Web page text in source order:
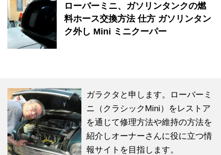
ローバーミニ、ガソリンタンクの燃
料ホース交換方法 仕方 ガソリンタン
ク外し Mini ミニクーパー
ガラクタと申します。ローバーミ
ニ（クラシックMini）をレストア
を通じて修理方法や維持の方法を
紹介しオーナーさんに役に立つ情
報サイトを目指します。